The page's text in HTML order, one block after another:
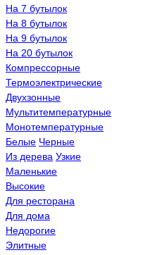
На 7 бутылок
На 8 бутылок
На 9 бутылок
На 20 бутылок
Компрессорные
Термоэлектрические
Двухзонные
Мультитемпературные
Монотемпературные
Белые Черные
Из дерева Узкие
Маленькие
Высокие
Для ресторана
Для дома
Недорогие
Элитные